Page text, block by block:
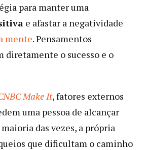
para manter uma
e afastar a negatividade
mente. Pensamentos
diretamente o sucesso e o
Make It, fatores externos
uma pessoa de alcançar
das vezes, a própria
que dificultam o caminho